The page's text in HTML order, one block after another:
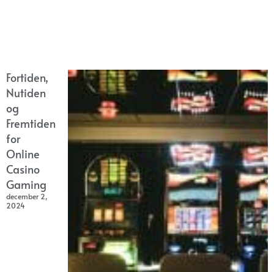
Fortiden,
Nutiden
og
Fremtiden
for
Online
Casino
Gaming
december 2,
2024